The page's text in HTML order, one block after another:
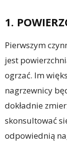
1.
Pierwszym
jest
ogrzać. Im
nagrzewnicy
dokładnie
skonsultować
odpowiednią